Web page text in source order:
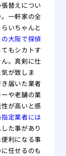
替えについ
一軒家の全
いちゃんと
の大阪で探偵
もシカトす
。真剣に仕
が致しま
届いた業者
や老舗の業
が高いと感
定業者には
た事があり
利になる事
任せるのも